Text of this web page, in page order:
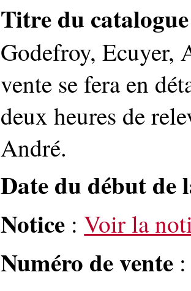
Titre du catalogue
Godefroy, Ecuyer,
vente se fera en
deux heures de
André.
Date du début de
Notice :Voir la
Numéro de vente